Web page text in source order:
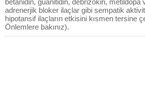
betanidin, guanitidin, debrizokin, metildopa
adrenerjik bloker ilaçlar gibi sempatik
hipotansif ilaçların etkisini kısmen tersine
Önlemlere bakınız).